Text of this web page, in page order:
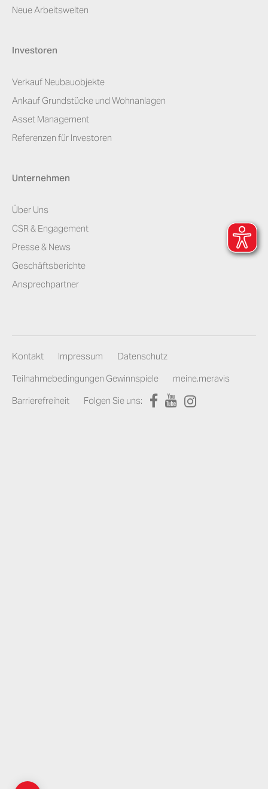
Neue Arbeitswelten
Investoren
Verkauf Neubauobjekte
Ankauf Grundstücke und Wohnanlagen
Asset Management
Referenzen für Investoren
Unternehmen
Über Uns
CSR & Engagement
Presse & News
Geschäftsberichte
Ansprechpartner
Kontakt Impressum
Datenschutz
Teilnahmebedingungen Gewinnspiele
meine.meravis
Barrierefreiheit
Folgen Sie uns: